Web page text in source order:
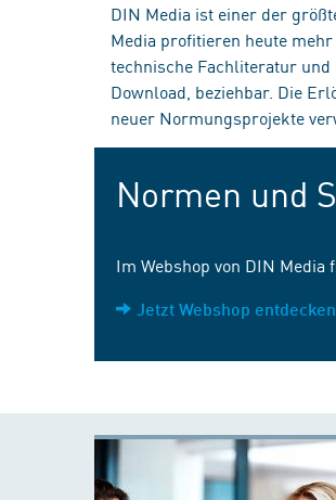
DIN Media ist einer der
Media profitieren heute
technische Fachliteratur
Download, beziehbar. Die
neuer Normungsprojekte
Normen und
Im Webshop von DIN
Jetzt Webshop entdecken